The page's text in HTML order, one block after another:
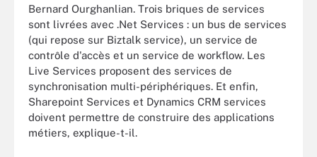
Bernard Ourghanlian. Trois briques de services
sont livrées avec .Net Services : un bus de services
(qui repose sur Biztalk service), un service de
contrôle d'accès et un service de workflow. Les
Live Services proposent des services de
synchronisation multi-périphériques. Et enfin,
Sharepoint Services et Dynamics CRM services
doivent permettre de construire des applications
métiers, explique-t-il.